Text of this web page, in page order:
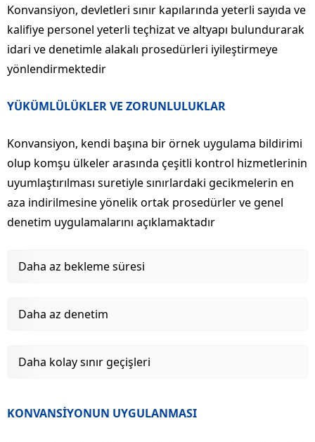
Konvansiyon, devletleri sınır kapılarında yeterli sayıda ve
kalifiye personel yeterli teçhizat ve altyapı bulundurarak
idari ve denetimle alakalı prosedürleri iyileştirmeye
yönlendirmektedir
YÜKÜMLÜLÜKLER VE ZORUNLULUKLAR
Konvansiyon, kendi başına bir örnek uygulama bildirimi
olup komşu ülkeler arasında çeşitli kontrol hizmetlerinin
uyumlaştırılması suretiyle sınırlardaki gecikmelerin en
aza indirilmesine yönelik ortak prosedürler ve genel
denetim uygulamalarını açıklamaktadır
Daha az bekleme süresi
Daha az denetim
Daha kolay sınır geçişleri
KONVANSİYONUN UYGULANMASI